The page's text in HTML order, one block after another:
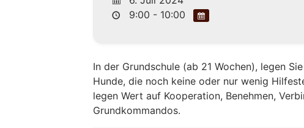
9:00 - 10:00
In der Grundschule (ab 21 Wochen), legen
Hunde, die noch keine oder nur wenig
legen Wert auf Kooperation, Benehmen,
Grundkommandos.